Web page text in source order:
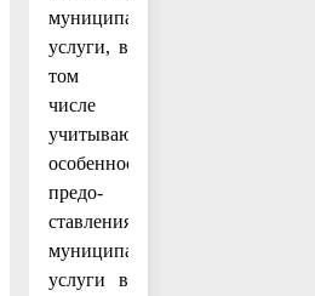
муниципальной
услуги, в
том
числе
учитывающие
особенности
предо-
ставления
муниципальной
услуги в